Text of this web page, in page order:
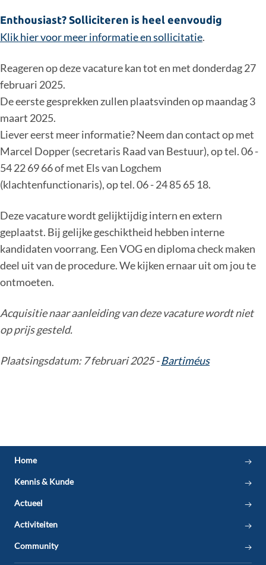
Enthousiast? Solliciteren is heel eenvoudig
Klik hier voor meer informatie en sollicitatie.
Reageren op deze vacature kan tot en met donderdag 27
februari 2025.
De eerste gesprekken zullen plaatsvinden op maandag 3
maart 2025.
Liever eerst meer informatie? Neem dan contact op met
Marcel Dopper (secretaris Raad van Bestuur), op tel. 06 -
54 22 69 66 of met Els van Logchem
(klachtenfunctionaris), op tel. 06 - 24 85 65 18.
Deze vacature wordt gelijktijdig intern en extern
geplaatst. Bij gelijke geschiktheid hebben interne
kandidaten voorrang. Een VOG en diploma check maken
deel uit van de procedure. We kijken ernaar uit om jou te
ontmoeten.
Acquisitie naar aanleiding van deze vacature wordt niet
op prijs gesteld.
Plaatsingsdatum: 7 februari 2025 -Bartiméus
Home
Kennis & Kunde
Actueel
Activiteiten
Community